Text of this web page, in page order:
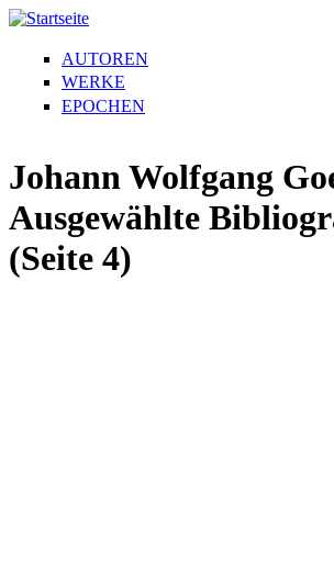
AUTOREN
WERKE
EPOCHEN
Johann Wolfgang
Ausgewählte
(Seite 4)